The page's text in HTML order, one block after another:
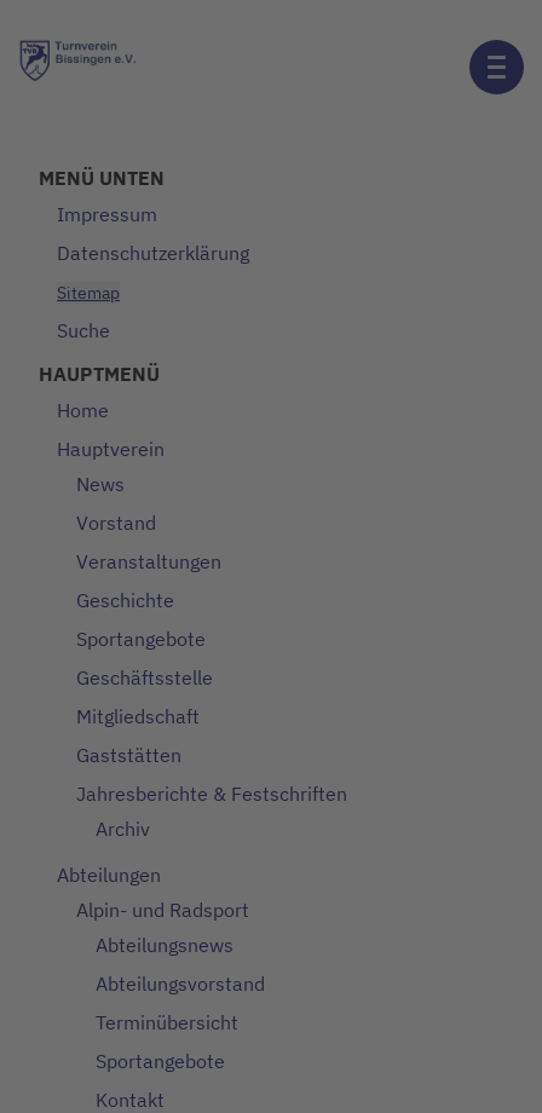
MENÜ UNTEN
Impressum
Datenschutzerklärung
Sitemap
Suche
HAUPTMENÜ
Home
Hauptverein
News
Vorstand
Veranstaltungen
Geschichte
Sportangebote
Geschäftsstelle
Mitgliedschaft
Gaststätten
Jahresberichte & Festschriften
Archiv
Abteilungen
Alpin- und Radsport
Abteilungsnews
Abteilungsvorstand
Terminübersicht
Sportangebote
Kontakt